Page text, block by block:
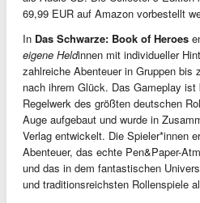
69,99 EUR auf Amazon vorbestellt
In Das Schwarze: Book of Heroes
eigene Heldinnen mit individueller
zahlreiche Abenteuer in Gruppen bis
nach ihrem Glück. Das Gameplay ist
Regelwerk des größten deutschen
Auge aufgebaut und wurde in
Verlag entwickelt. Die Spieler*innen
Abenteuer, das echte Pen&Paper-
und das in dem fantastischen
und traditionsreichsten Rollenspiele